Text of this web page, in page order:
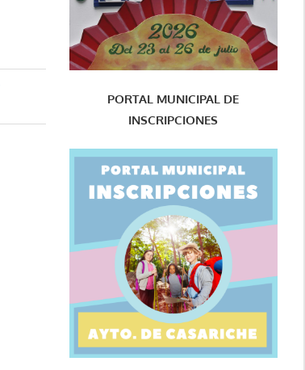
PORTAL MUNICIPAL DE
INSCRIPCIONES